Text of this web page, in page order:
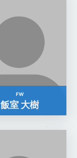
FW
飯室 大樹